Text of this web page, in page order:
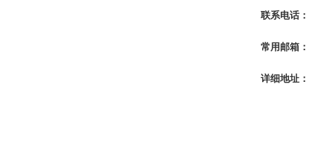
联系电话：
常用邮箱：
详细地址：